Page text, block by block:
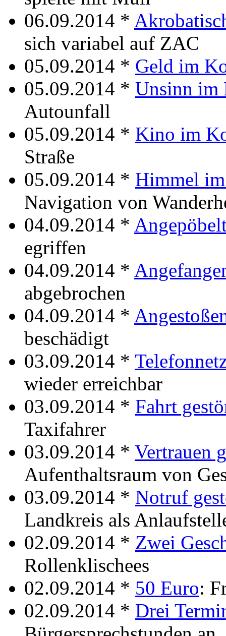
06.09.2014 *
sich variabel auf ZAC
05.09.2014 * Geld im
05.09.2014 * Unsinn im
Autounfall
05.09.2014 * Kino im
Straße
05.09.2014 * Himmel
Navigation von
04.09.2014 *
egriffen
04.09.2014 *
abgebrochen
04.09.2014 *
beschädigt
03.09.2014 *
wieder erreichbar
03.09.2014 * Fahrt
Taxifahrer
03.09.2014 * Vertrauen
Aufenthaltsraum von
03.09.2014 * Notruf
Landkreis als
02.09.2014 * Zwei
Rollenklischees
02.09.2014 * 50 Euro:
02.09.2014 * Drei